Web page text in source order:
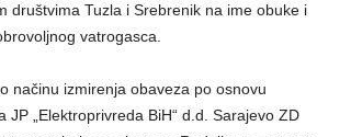
društvima Tuzla i Srebrenik na ime obuke i
vatrogasca.
načinu izmirenja obaveza po osnovu
„Elektroprivreda BiH“ d.d. Sarajevo ZD